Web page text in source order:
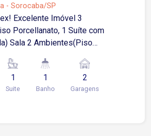
- Sorocaba/SP
Excelente Imóvel 3
Porcellanato, 1 Suíte com
Sala 2 Ambientes(Piso
de Pia) 2 Banheiros(Piso Frio,
Box Blindex) Área de Serviço
(Sendo 1 Coberta) Portão
1
Suite
1
Banho
2
Garagens